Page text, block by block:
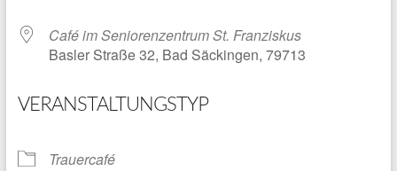
Café im Seniorenzentrum St. Franziskus
Basler Straße 32, Bad Säckingen, 79713
VERANSTALTUNGSTYP
Trauercafé